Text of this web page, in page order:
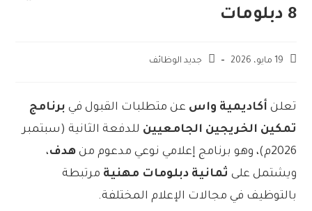
8 دبلومات
19 مايو، 2026 جديد الوظائف
تعلن أكاديمية واس عن متطلبات القبول في برنامج
تمكين الخريجين الجامعيين للدفعة الثانية (سبتمبر
2026م)، وهو برنامج إعلامي نوعي مدعوم من
هدف،
ويشتمل على ثمانية دبلومات مهنية مرتبطة
بالتوظيف في مجالات الإعلام المختلفة.